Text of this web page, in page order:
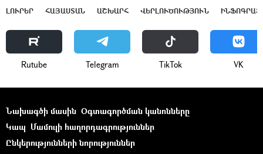
ԼՈՒՐԵՐ ՀԱՅԱՍՏԱՆ ԱՇԽԱՐՀ ՎԵՐԼՈՒԾՈՒԹՅՈՒՆ
Rutube Telegram ТikТоk VK
Նախագծի մասին Օգտագործման կանոնները
Կապ Մամուլի հաղորդագրություններ
Ընկերությունների նորություններ